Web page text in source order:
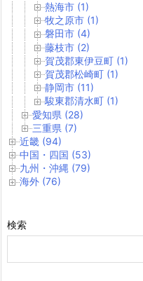
熱海市 (1)
牧之原市 (1)
磐田市 (4)
藤枝市 (2)
賀茂郡東伊豆町 (1)
賀茂郡松崎町 (1)
静岡市 (11)
駿東郡清水町 (1)
愛知県 (28)
三重県 (7)
近畿 (94)
中国・四国 (53)
九州・沖縄 (79)
海外 (76)
検索